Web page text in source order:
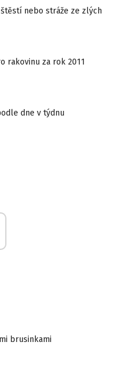
nebo stráže ze zlých
rakovinu za rok 2011
dne v týdnu
brusinkami